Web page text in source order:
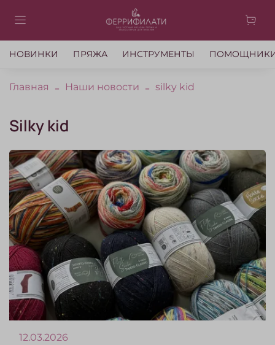
НОВИНКИ ПРЯЖА ИНСТРУМЕНТЫ
Главная Наши новости silky kid
silky kid
12.03.2026